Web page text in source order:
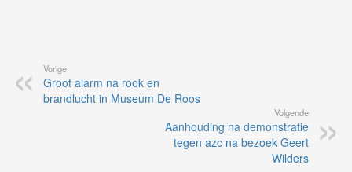
Vorige
Groot alarm na rook en
brandlucht in Museum De Roos
Volgende
Aanhouding na demonstratie
tegen azc na bezoek Geert
Wilders